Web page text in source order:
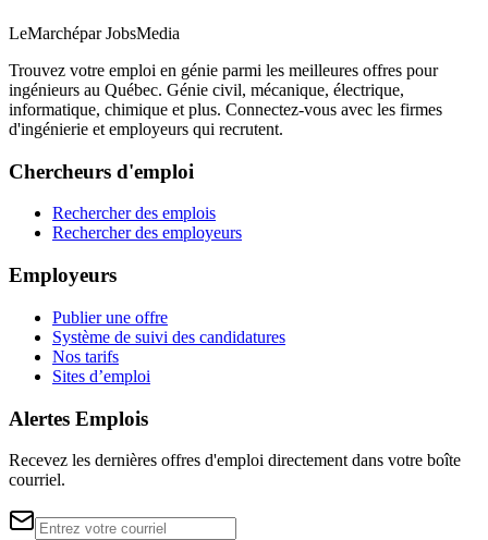
LeMarchépar JobsMedia
Trouvez votre emploi en génie parmi les meilleures offres pour
ingénieurs au Québec. Génie civil, mécanique, électrique,
informatique, chimique et plus. Connectez-vous avec les firmes
d'ingénierie et employeurs qui recrutent.
Chercheurs d'emploi
Rechercher des emplois
Rechercher des employeurs
Employeurs
Publier une offre
Système de suivi des candidatures
Nos tarifs
Sites d’emploi
Alertes Emplois
Recevez les dernières offres d'emploi directement dans votre boîte
courriel.